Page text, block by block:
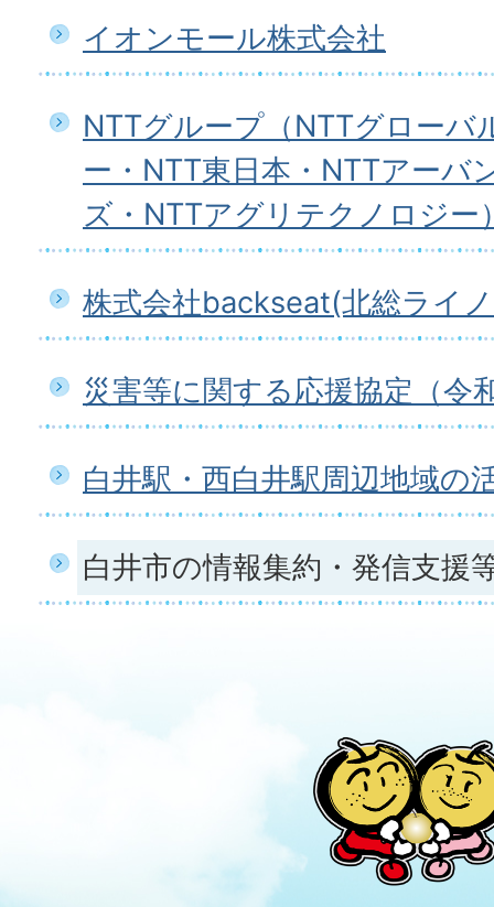
イオンモール株式会社
NTTグループ（NTTグローバ
ー・NTT東日本・NTTアーバ
ズ・NTTアグリテクノロジー
株式会社backseat(北総ライ
災害等に関する応援協定（令
白井駅・西白井駅周辺地域の
白井市の情報集約・発信支援